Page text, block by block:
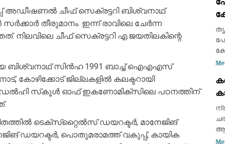
അഡീഷണൽ ചീഫ് സെക്രട്ടറി ബിശ്വനാഥ്
തീരുമാനം. ഇന്ന് രാവിലെ ചേർന്ന
നിലവിലെ ചീഫ് സെക്രട്ടറി എ.ജയതിലകിന്റെ
ബിശ്വനാഥ് സിൻഹ 1991 ബാച്ച് ഐഎഎസ്
കോഴിക്കോട് ജില്ലകളിൽ കലക്ടറായി
ഡൽഹി സ്‌കൂൾ ഓഫ് ഇകണോമിക്‌സിലെ പഠനത്തിന്
ടെക്‌സ്‌റ്റൈൽസ് ഡയറക്ടർ, മാനേജിങ്
ഡയറക്ടർ, പൊതുമരാമത്ത് വകുപ്പ്, കായിക